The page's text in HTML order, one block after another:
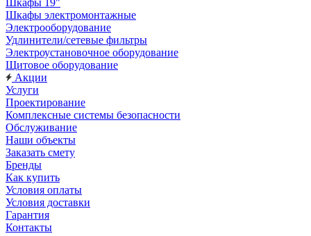
Шкафы 19"
Шкафы электромонтажные
Электрооборудование
Удлинители/сетевые фильтры
Электроустановочное оборудование
Щитовое оборудование
Акции
Услуги
Проектирование
Комплексные системы безопасности
Обслуживание
Наши объекты
Заказать смету
Бренды
Как купить
Условия оплаты
Условия доставки
Гарантия
Контакты